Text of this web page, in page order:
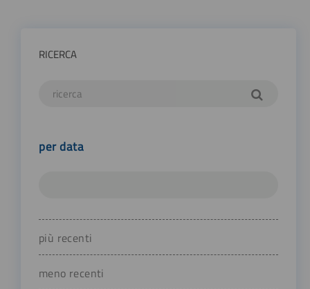
RICERCA
per data
più recenti
meno recenti